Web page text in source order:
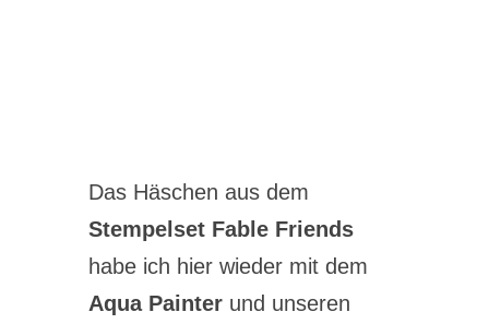
Das Häschen aus dem
Stempelset Fable Friends
habe ich hier wieder mit dem
Aqua Painterund unseren